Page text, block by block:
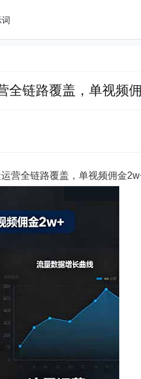
全链路覆盖，单视频
营全链路覆盖，单视频佣金